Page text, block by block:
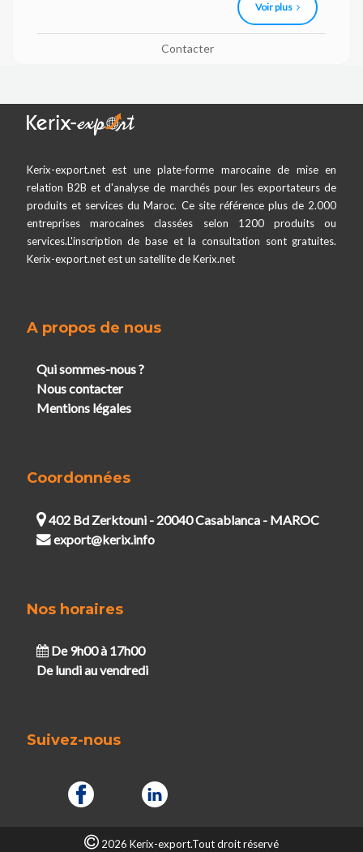
Voir plus
Contacter
Kerix-export.net est une plate-forme marocaine de mise en
relation B2B et d'analyse de marchés pour les exportateurs de
produits et services du Maroc. Ce site référence plus de 2.000
entreprises marocaines classées selon 1200 produits ou
services.L'inscription de base et la consultation sont gratuites.
Kerix-export.net est un satellite de Kerix.net
A propos de nous
Qui sommes-nous ?
Nous contacter
Mentions légales
Coordonnées
402 Bd Zerktouni - 20040 Casablanca - MAROC
export@kerix.info
Nos horaires
De 9h00 à 17h00
De lundi au vendredi
Suivez-nous
2026 Kerix-export.Tout droit réservé